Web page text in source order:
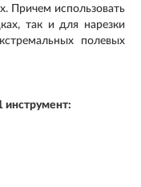
Причем использовать
так и для нарезки
полевых